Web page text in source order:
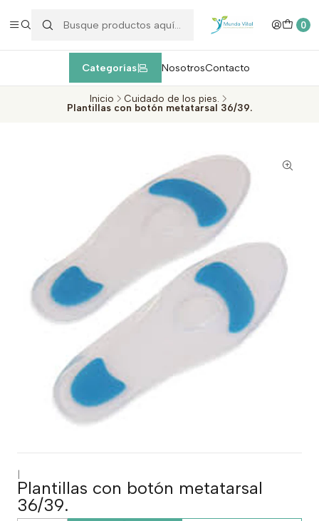
0
Categorías NosotrosContacto
Enviamos EXPRESS máximo 1 día de entrega después de la
compradentro de la Región Metropolitana, Valparaíso y Viña del Mar
Inicio
Cuidado de los pies.
Plantillas con botón metatarsal 36/39.
Plantillas con botón metatarsal
36/39.